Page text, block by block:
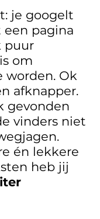
je googelt
pagina
puur
om
worden. Ok
afknapper.
gevonden
vinders niet
én lekkere
heb jij